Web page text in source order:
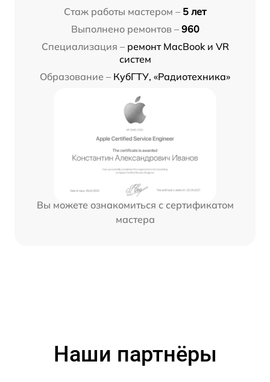
Стаж работы мастером – 5 лет
Выполнено ремонтов – 960
Специализация – ремонт MacBook и VR
систем
Образование – КубГТУ, «Радиотехника»
Вы можете ознакомиться с сертификатом
мастера
Наши партнёры